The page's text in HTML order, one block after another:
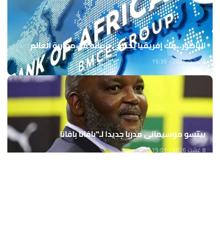
الناظور.. بنك إفريقيا يحتفي بزبنائه من مغاربة العالم
8 غشت 2026 - 15:35
بيتسو موسيماني مدربا جديدا لـ"بافانا بافانا
8 غشت 2026 - 15:01